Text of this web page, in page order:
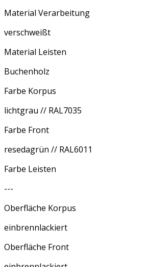
Material Verarbeitung
verschweißt
Material Leisten
Buchenholz
Farbe Korpus
lichtgrau // RAL7035
Farbe Front
resedagrün // RAL6011
Farbe Leisten
---
Oberfläche Korpus
einbrennlackiert
Oberfläche Front